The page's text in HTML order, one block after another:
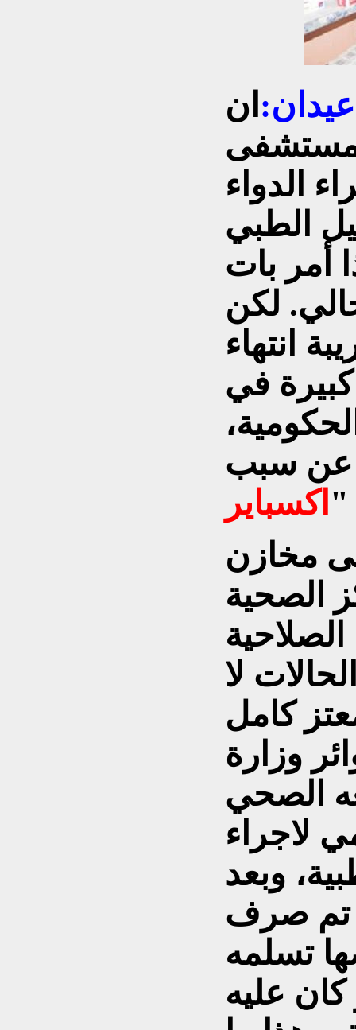
ان
مستشفى
الدواء
الطبي
أمر بات
لكن
انتهاء
في
عن سبب
" اكسباير
مخازن
الصحية
لا
كامل
وزارة
الصحي
لاجراء
وبعد
تم صرف
تسلمه
عليه